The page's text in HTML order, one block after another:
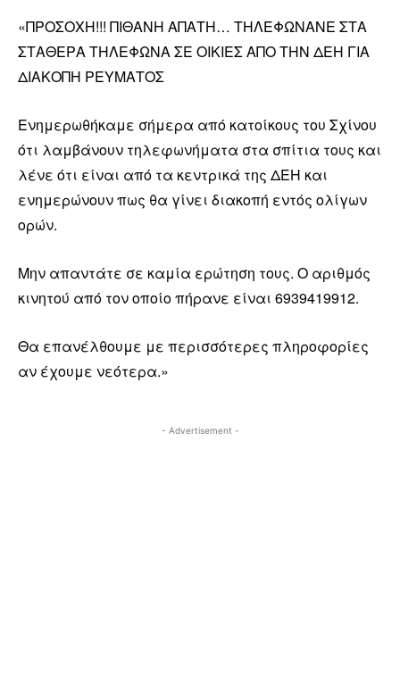
«ΠΡΟΣΟΧΗ!!! ΠΙΘΑΝΗ ΑΠΑΤΗ… ΤΗΛΕΦΩΝΑΝΕ ΣΤΑ
ΣΤΑΘΕΡΑ ΤΗΛΕΦΩΝΑ ΣΕ ΟΙΚΙΕΣ ΑΠΟ ΤΗΝ ΔΕΗ ΓΙΑ
ΔΙΑΚΟΠΗ ΡΕΥΜΑΤΟΣ
Ενημερωθήκαμε σήμερα από κατοίκους του Σχίνου
ότι λαμβάνουν τηλεφωνήματα στα σπίτια τους και
λένε ότι είναι από τα κεντρικά της ΔΕΗ και
ενημερώνουν πως θα γίνει διακοπή εντός ολίγων
ορών.
Μην απαντάτε σε καμία ερώτηση τους. Ο αριθμός
κινητού από τον οποίο πήρανε είναι 6939419912.
Θα επανέλθουμε με περισσότερες πληροφορίες
αν έχουμε νεότερα.»
- Advertisement -